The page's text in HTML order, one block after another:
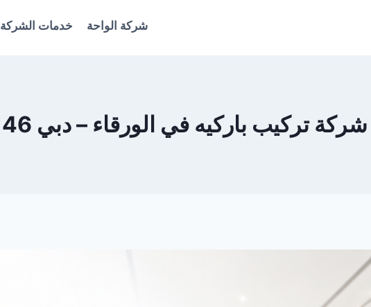
شركة الواحة خدمات الشركة
شركة تركيب باركيه في الورقاء – دبي 0561986146